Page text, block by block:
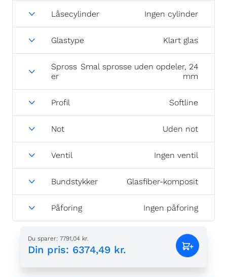
Låsecylinder Ingen cylinder
Glastype Klart glas
Spross
er
Smal sprosse uden opdeler, 24
mm
Profil Softline
Not Uden not
Ventil Ingen ventil
Bundstykker Glasfiber-komposit
Påforing Ingen påforing
Du sparer: 7791,04 kr.
Din pris: 6374,49 kr.